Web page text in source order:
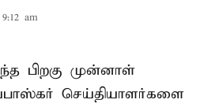
am
பிறகு முன்னாள்
செய்தியாளர்களை